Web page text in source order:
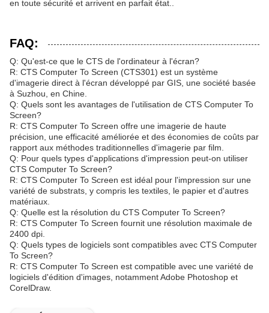
en toute sécurité et arrivent en parfait état..
FAQ:
Q: Qu'est-ce que le CTS de l'ordinateur à l'écran?
R: CTS Computer To Screen (CTS301) est un système
d'imagerie direct à l'écran développé par GIS, une société basée
à Suzhou, en Chine.
Q: Quels sont les avantages de l'utilisation de CTS Computer To
Screen?
R: CTS Computer To Screen offre une imagerie de haute
précision, une efficacité améliorée et des économies de coûts par
rapport aux méthodes traditionnelles d'imagerie par film.
Q: Pour quels types d'applications d'impression peut-on utiliser
CTS Computer To Screen?
R: CTS Computer To Screen est idéal pour l'impression sur une
variété de substrats, y compris les textiles, le papier et d'autres
matériaux.
Q: Quelle est la résolution du CTS Computer To Screen?
R: CTS Computer To Screen fournit une résolution maximale de
2400 dpi.
Q: Quels types de logiciels sont compatibles avec CTS Computer
To Screen?
R: CTS Computer To Screen est compatible avec une variété de
logiciels d'édition d'images, notamment Adobe Photoshop et
CorelDraw.